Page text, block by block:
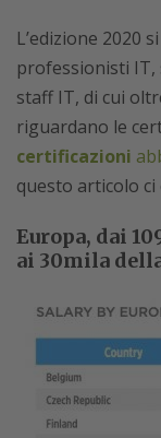
L’edizione 2020
professionisti IT,
staff IT, di cui
riguardano le
certificazioni
questo articolo
Europa, dai
ai 30mila